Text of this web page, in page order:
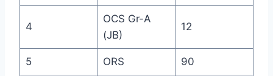
4
OCS Gr-A
(JB)
12
5 ORS 90